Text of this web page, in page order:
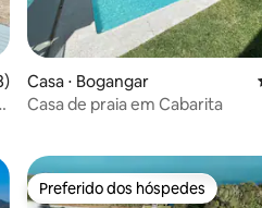
avaliação média de 5, 18
Casa ⋅ Bogangar
Casa de praia em Cabarita
Preferido dos hóspedes
Preferido dos hóspedes